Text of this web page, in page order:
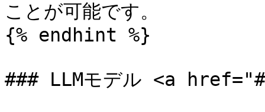
ことが可能です。
{% endhint %}
### LLMモデル <a